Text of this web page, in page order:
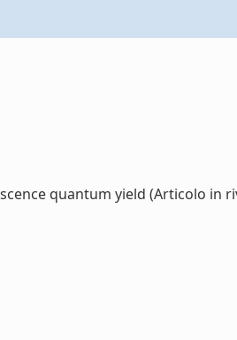
quantum yield (Articolo in